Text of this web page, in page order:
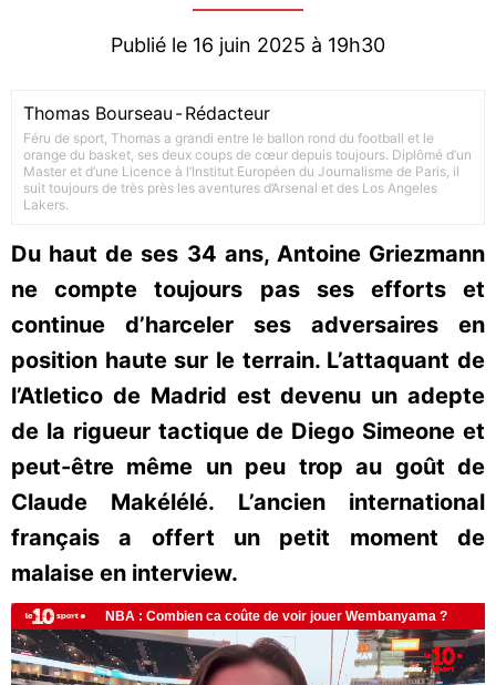
Publié le 16 juin 2025 à 19h30
Thomas Bourseau -Rédacteur
Féru de sport, Thomas a grandi entre le ballon rond du football et le
orange du basket, ses deux coups de cœur depuis toujours. Diplômé d’un
Master et d’une Licence à l’Institut Européen du Journalisme de Paris, il
suit toujours de très près les aventures d’Arsenal et des Los Angeles
Lakers.
Du haut de ses 34 ans, Antoine Griezmann
ne compte toujours pas ses efforts et
continue d’harceler ses adversaires en
position haute sur le terrain. L’attaquant de
l’Atletico de Madrid est devenu un adepte
de la rigueur tactique de Diego Simeone et
peut-être même un peu trop au goût de
Claude Makélélé. L’ancien international
français a offert un petit moment de
malaise en interview.